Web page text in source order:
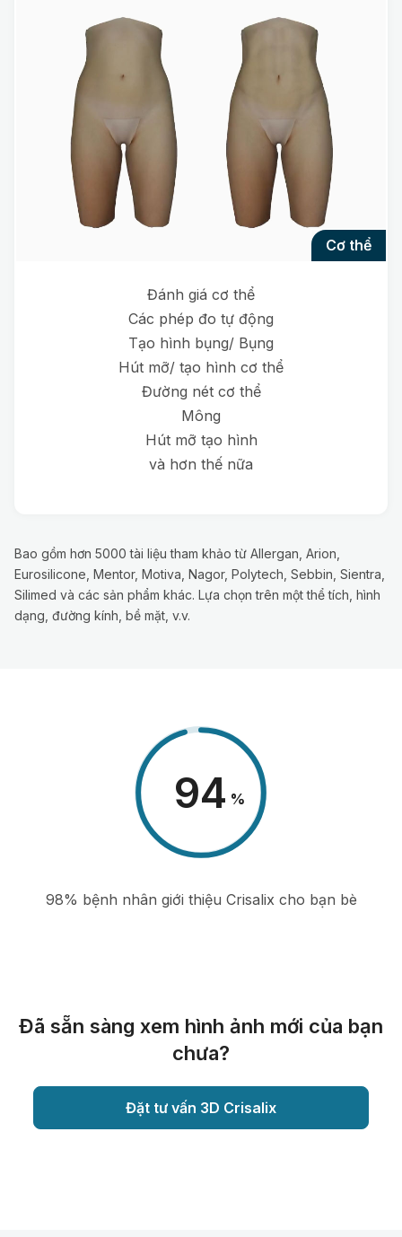
cơ thể
Đánh giá cơ thể
Các phép đo tự động
Tạo hình bụng/ Bụng
Hút mỡ/ tạo hình cơ thể
Đường nét cơ thể
Mông
Hút mỡ tạo hình
và hơn thế nữa
Bao gồm hơn 5000 tài liệu tham khảo từ Allergan, Arion,
Eurosilicone, Mentor, Motiva, Nagor, Polytech, Sebbin, Sientra,
Silimed và các sản phẩm khác. Lựa chọn trên một thể tích, hình
dạng, đường kính, bề mặt, v.v.
98 %
98% bệnh nhân giới thiệu Crisalix cho bạn bè
Đã sẵn sàng xem hình ảnh mới của bạn
chưa?
Đặt tư vấn 3D Crisalix